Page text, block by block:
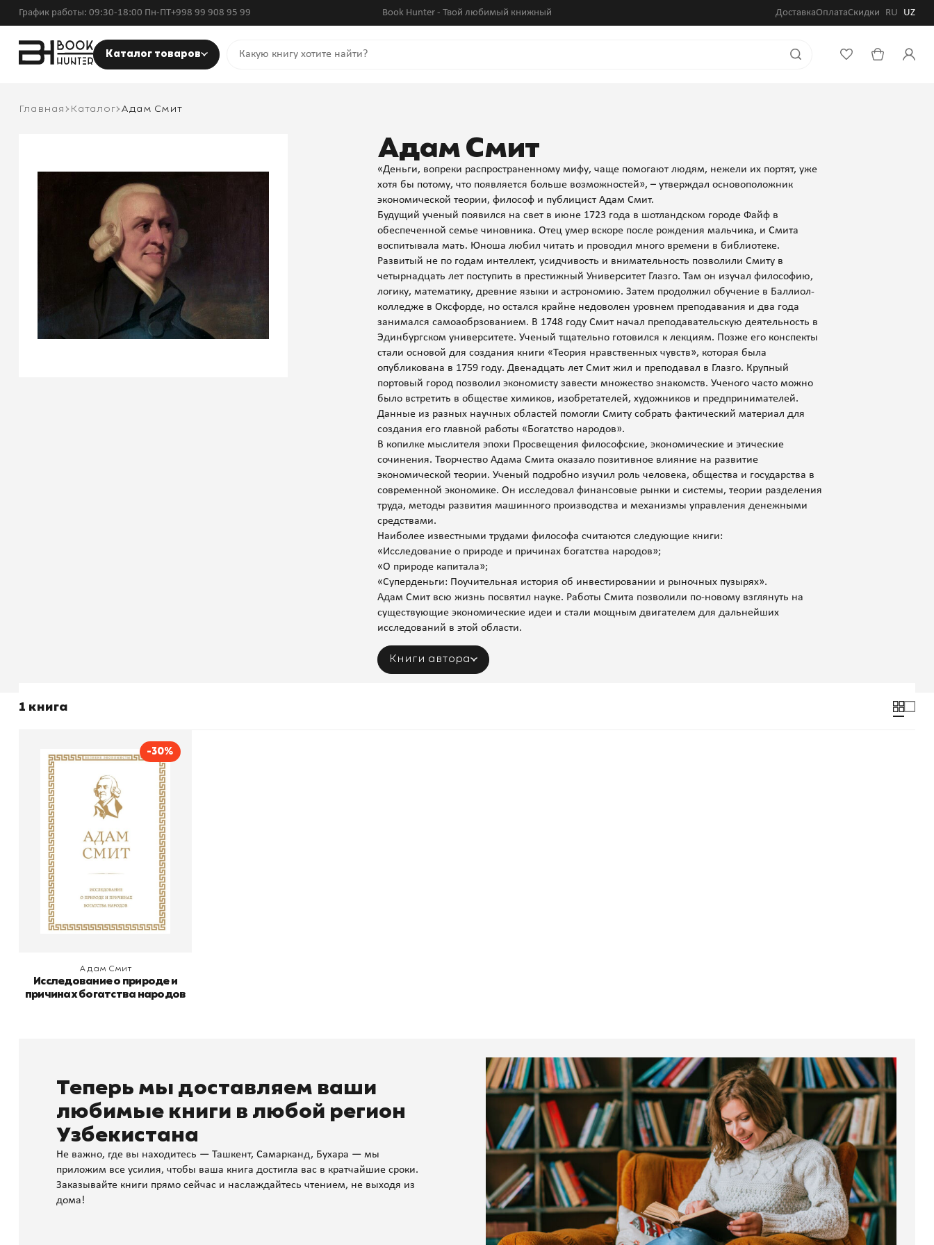
График работы: 09:30-18:00 Пн-ПТ+998 99 908 95 99 Book Hunter - Твой любимый книжный ДоставкаОплатаСкидки RU UZ
Каталог товаров
Главная Каталог Адам Смит
Адам Смит
«Деньги, вопреки распространенному мифу, чаще помогают людям, нежели их портят, уже
хотя бы потому, что появляется больше возможностей», – утверждал основоположник
экономической теории, философ и публицист Адам Смит.
Будущий ученый появился на свет в июне 1723 года в шотландском городе Файф в
обеспеченной семье чиновника. Отец умер вскоре после рождения мальчика, и Смита
воспитывала мать. Юноша любил читать и проводил много времени в библиотеке.
Развитый не по годам интеллект, усидчивость и внимательность позволили Смиту в
четырнадцать лет поступить в престижный Университет Глазго. Там он изучал философию,
логику, математику, древние языки и астрономию. Затем продолжил обучение в Баллиол-
колледже в Оксфорде, но остался крайне недоволен уровнем преподавания и два года
занимался самоаобрзованием. В 1748 году Смит начал преподавательскую деятельность в
Эдинбургском университете. Ученый тщательно готовился к лекциям. Позже его конспекты
стали основой для создания книги «Теория нравственных чувств», которая была
опубликована в 1759 году. Двенадцать лет Смит жил и преподавал в Глазго. Крупный
портовый город позволил экономисту завести множество знакомств. Ученого часто можно
было встретить в обществе химиков, изобретателей, художников и предпринимателей.
Данные из разных научных областей помогли Смиту собрать фактический материал для
создания его главной работы «Богатство народов».
В копилке мыслителя эпохи Просвещения философские, экономические и этические
сочинения. Творчество Адама Смита оказало позитивное влияние на развитие
экономической теории. Ученый подробно изучил роль человека, общества и государства в
современной экономике. Он исследовал финансовые рынки и системы, теории разделения
труда, методы развития машинного производства и механизмы управления денежными
средствами.
Наиболее известными трудами философа считаются следующие книги:
«Исследование о природе и причинах богатства народов»;
«О природе капитала»;
«Суперденьги: Поучительная история об инвестировании и рыночных пузырях».
Адам Смит всю жизнь посвятил науке. Работы Смита позволили по-новому взглянуть на
существующие экономические идеи и стали мощным двигателем для дальнейших
исследований в этой области.
Книги автора
1 книга
-30%
Исследование о природе
и причинах богатства
народов
Автор
Адам Смит
Издательство
Эксмо
В корзину
Адам Смит
Исследование о природе и
причинах богатства народов
Теперь мы доставляем ваши
любимые книги в любой регион
Узбекистана
Не важно, где вы находитесь — Ташкент, Самарканд, Бухара — мы
приложим все усилия, чтобы ваша книга достигла вас в кратчайшие сроки.
Заказывайте книги прямо сейчас и наслаждайтесь чтением, не выходя из
дома!